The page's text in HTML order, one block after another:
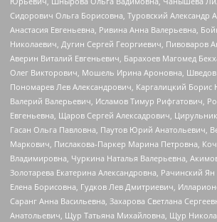
Сидорович Ольга Борисовна, Туровский Александр
Анастасия Евгеньевна, Ривина Анна Валерьевна,
Николаевич, Дугин Сергей Георгиевич, Пивоваров
Аверин Виталий Евгеньевич, Барахоев Магомед
Олег Викторович, Мошель Ирина Ароновна, Шведов
Пономарев Лев Александрович, Каргалицкий Борис
Валерий Валерьевич, Исламов Тимур Рифгатович,
Евгеньевна, Щаров Сергей Алексадрович,
Гасан Ольга Павловна, Паутов Юрий Анатольевич,
Маркович, Пислакова-Паркер Марина Петровна,
Владимировна, Чуркина Наталья Валерьевна,
Золотарева Екатерина Александровна, Рачинский
Елена Борисовна, Гудков Лев Дмитриевич,
Саранг Анна Васильевна, Захарова Светлана
Анатольевич, Щур Татьяна Михайловна, Щур